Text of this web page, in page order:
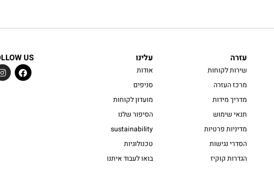
עזרה
שירות לקוחות
מרכז העזרה
מדריך מידות
תנאי שימוש
מדיניות פרטיות
הסדרי נגישות
הגדרות קוקיז
עלינו
אודות
סניפים
מועדון לקוחות
הסיפור שלנו
sustainability
טכנולוגיות
בואו לעבוד איתנו
US